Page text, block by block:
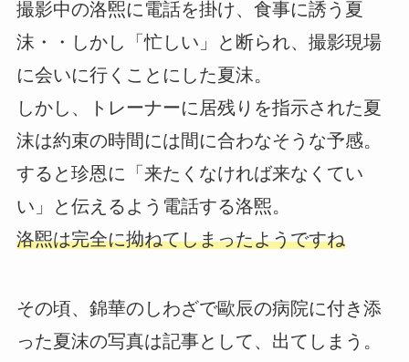
撮影中の洛煕に電話を掛け、食事に誘う夏
沫・・しかし「忙しい」と断られ、撮影現場
に会いに行くことにした夏沫。
しかし、トレーナーに居残りを指示された夏
沫は約束の時間には間に合わなそうな予感。
すると珍恩に「来たくなければ来なくてい
い」と伝えるよう電話する洛煕。
洛煕は完全に拗ねてしまったようですね
その頃、錦華のしわざで歐辰の病院に付き添
った夏沫の写真は記事として、出てしまう。